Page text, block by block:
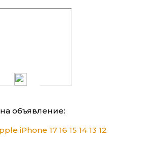
объявление:
iPhone 17 16 15 14 13 12